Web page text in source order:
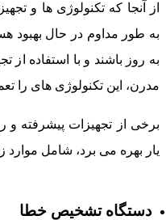
از آنجا که تکنولوژی ها و
به طور مداوم در حال بهبود
به روز باشند و با استفاده از
مدرن، این تکنولوژی های را
برخی از تجهیزات پیشرفته
یار بهره می برد، شامل موارد
دستگاه تشخیص خطا